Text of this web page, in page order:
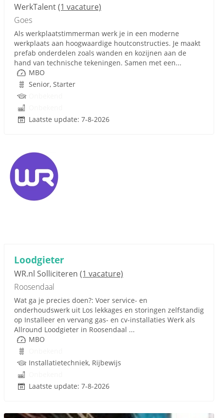
WerkTalent(1 vacature)
Goes
Als werkplaatstimmerman werk je in een moderne
werkplaats aan hoogwaardige houtconstructies. Je maakt
prefab onderdelen zoals wanden en kozijnen aan de
hand van technische tekeningen. Samen met een...
MBO
Senior, Starter
Laatste update: 7-8-2026
Loodgieter
WR.nl Solliciteren (1 vacature)
Roosendaal
Wat ga je precies doen?: Voer service- en
onderhoudswerk uit Los lekkages en storingen zelfstandig
op Installeer en vervang gas- en cv-installaties Werk als
Allround Loodgieter in Roosendaal ...
MBO
Installatietechniek, Rijbewijs
Laatste update: 7-8-2026